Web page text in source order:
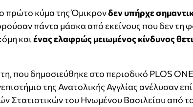
πρώτο κύμα της Όμικρονδεν υπήρχε
πάντα μάσκα από εκείνους που δεν τη
καιένας ελαφρώς μειωμένος κίνδυνος
που δημοσιεύθηκε στο περιοδικό PLOS
της Ανατολικής Αγγλίας ανέλυσαν
Στατιστικών του Ηνωμένου Βασιλείου από